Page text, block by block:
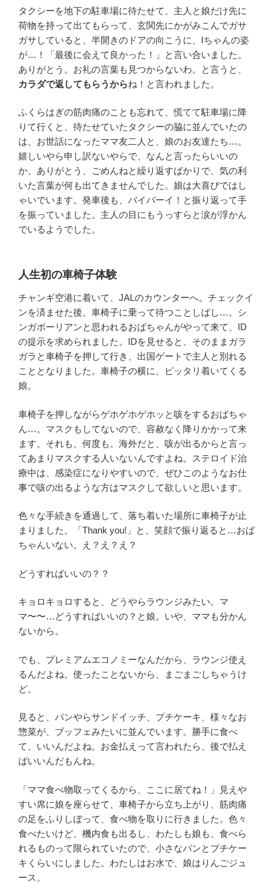
タクシーを地下の駐車場に待たせて、主人と娘だけ先に
荷物を持って出てもらって、玄関先にかがみこんでガサ
ガサしていると、半開きのドアの向こうに、Iちゃんの姿
が…！「最後に会えて良かった！」と言い合いました。
ありがとう。お礼の言葉も見つからないわ。と言うと、
カラダで返してもらうからね！と言われました。
ふくらはぎの筋肉痛のことも忘れて、慌てて駐車場に降
りて行くと、待たせていたタクシーの脇に並んでいたの
は、お世話になったママ友二人と、娘のお友達たち…。
嬉しいやら申し訳ないやらで、なんと言ったらいいの
か、ありがとう、ごめんねと繰り返すばかりで、気の利
いた言葉が何も出てきませんでした。娘は大喜びではし
ゃいでいます。発車後も、バイバーイ！と振り返って手
を振っていました。主人の目にもうっすらと涙が浮かん
でいるようでした。
人生初の車椅子体験
チャンギ空港に着いて、JALのカウンターへ。チェックイ
ンを済ませた後、車椅子に乗って待つことしばし…。シ
ンガポーリアンと思われるおばちゃんがやって来て、ID
の提示を求められました。IDを見せると、そのままガラ
ガラと車椅子を押して行き、出国ゲートで主人と別れる
こととなりました。車椅子の横に、ピッタリ着いてくる
娘。
車椅子を押しながらゲホゲホゲホッと咳をするおばちゃ
ん…。マスクもしてないので、容赦なく降りかかって来
ます。それも、何度も。海外だと、咳が出るからと言っ
てあまりマスクする人いないんですよね。ステロイド治
療中は、感染症になりやすいので、ぜひこのようなお仕
事で咳の出るような方はマスクして欲しいと思います。
色々な手続きを通過して、落ち着いた場所に車椅子が止
まりました。「Thank you!」と、笑顔で振り返ると…おば
ちゃんいない。え？え？え？
どうすればいいの？？
キョロキョロすると、どうやらラウンジみたい。マ
マ〜〜…どうすればいいの？と娘。いや、ママも分かん
ないから。
でも、プレミアムエコノミーなんだから、ラウンジ使え
るんだよね。使ったことないから、まごまごしちゃうけ
ど。
見ると、パンやらサンドイッチ、プチケーキ、様々なお
惣菜が、ブッフェみたいに並んでいます。勝手に食べ
て、いいんだよね。お金払えって言われたら、後で払え
ばいいんだもんね。
「ママ食べ物取ってくるから、ここに居てね！」見えや
すい席に娘を座らせて、車椅子から立ち上がり、筋肉痛
の足をふりしぼって、食べ物を取りに行きました。色々
食べたいけど、機内食も出るし、わたしも娘も、食べら
れるものって限られていたので、小さなパンとプチケー
キくらいにしました。わたしはお水で、娘はりんごジュ
ース。